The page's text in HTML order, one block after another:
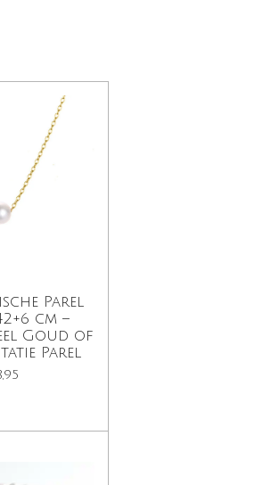
Parel
cm –
Goud of
Parel